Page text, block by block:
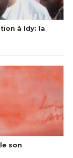
à Idy: la
son